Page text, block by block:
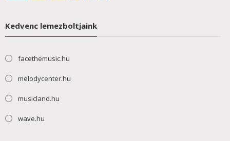
Kedvenc lemezboltjaink
facethemusic.hu
melodycenter.hu
musicland.hu
wave.hu